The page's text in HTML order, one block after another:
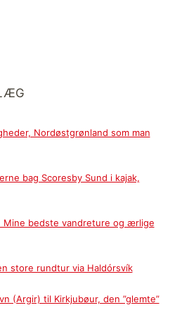
Nordøstgrønland som man
bag Scoresby Sund i kajak,
Mine bedste vandreture og ærlige
store rundtur via Haldórsvík
(Argir) til Kirkjubøur, den ”glemte”